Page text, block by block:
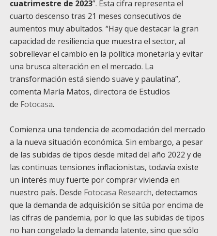
cuatrimestre de 2023”. Esta cifra representa el
cuarto descenso tras 21 meses consecutivos de
aumentos muy abultados. “Hay que destacar la gran
capacidad de resiliencia que muestra el sector, al
sobrellevar el cambio en la política monetaria y evitar
una brusca alteración en el mercado. La
transformación está siendo suave y paulatina”,
comenta María Matos, directora de Estudios
de Fotocasa.
Comienza una tendencia de acomodación del mercado
a la nueva situación económica. Sin embargo, a pesar
de las subidas de tipos desde mitad del año 2022 y de
las continuas tensiones inflacionistas, todavía existe
un interés muy fuerte por comprar vivienda en
nuestro país. Desde Fotocasa Research, detectamos
que la demanda de adquisición se sitúa por encima de
las cifras de pandemia, por lo que las subidas de tipos
no han congelado la demanda latente, sino que sólo